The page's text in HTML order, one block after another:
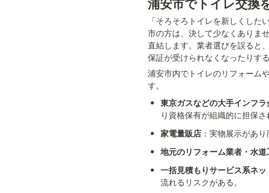
「そろそろトイレを新しくし
市の方は、決して少なくありま
直結します。業者選びを誤ると
保証が受けられなくなったりす
浦安市内でトイレのリフォーム
す。
東京ガスなどの大手インフ
り資格保有が組織的に担保さ
家電量販店 ：実物展示があ
地元のリフォーム業者・水道
一括見積もりサービス系ネッ
流れるリスクがある。